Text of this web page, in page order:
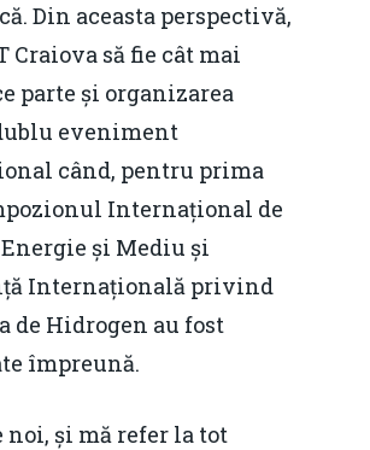
Din aceasta perspectivă,
Craiova să fie cât mai
parte și organizarea
eveniment
când, pentru prima
Internațional de
și Mediu și
Internațională privind
de Hidrogen au fost
împreună.
noi, și mă refer la tot